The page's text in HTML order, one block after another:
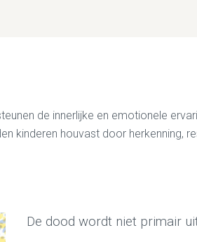
de innerlijke en emotionele
kinderen houvast door herkenning,
De dood wordt niet primair